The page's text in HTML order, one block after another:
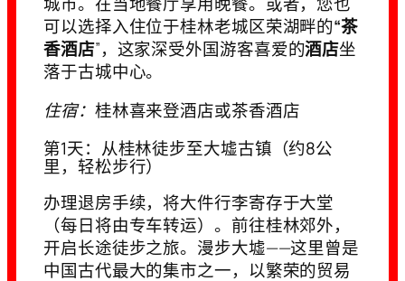
可以选择入住位于桂林老城区荣湖畔的“茶
香酒店”，这家深受外国游客喜爱的酒店坐
落于古城中心。
住宿： 桂林喜来登酒店或茶香酒店
第1天：从桂林徒步至大墟古镇（约8公
里，轻松步行）
办理退房手续，将大件行李寄存于大堂
（每日将由专车转运）。前往桂林郊外，
开启长途徒步之旅。漫步大墟——这里曾是
中国古代最大的集市之一，以繁荣的贸易